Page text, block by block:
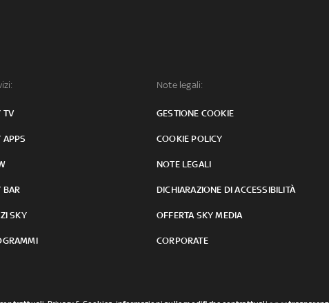
TV
APPS
BAR
SKY
Note legali:
GESTIONE COOKIE
COOKIE POLICY
NOTE LEGALI
DICHIARAZIONE DI ACCESSIBILITÀ
OFFERTA SKY MEDIA
CORPORATE